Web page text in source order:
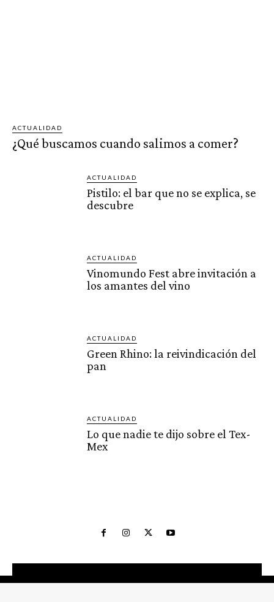
ACTUALIDAD
¿Qué buscamos cuando salimos a comer?
ACTUALIDAD
Pistilo: el bar que no se explica, se
descubre
ACTUALIDAD
Vinomundo Fest abre invitación a
los amantes del vino
ACTUALIDAD
Green Rhino: la reivindicación del
pan
ACTUALIDAD
Lo que nadie te dijo sobre el Tex-
Mex